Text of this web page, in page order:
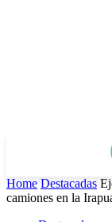
Home Destacadas
camiones en la